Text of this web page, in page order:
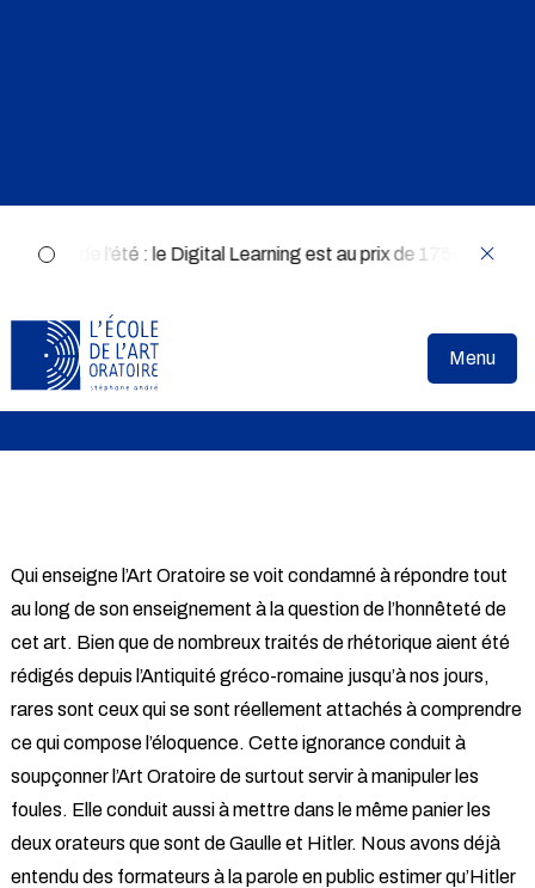
Offre de l’été : le Digital Learning est au prix de 175€ au lieu
Menu
Juger de l’Art Oratoire
sans dire de bêtises
Qui enseigne l’Art Oratoire se voit condamné à répondre tout
au long de son enseignement à la question de l’honnêteté de
cet art. Bien que de nombreux traités de rhétorique aient été
rédigés depuis l’Antiquité gréco-romaine jusqu’à nos jours,
rares sont ceux qui se sont réellement attachés à comprendre
ce qui compose l’éloquence. Cette ignorance conduit à
soupçonner l’Art Oratoire de surtout servir à manipuler les
foules. Elle conduit aussi à mettre dans le même panier les
deux orateurs que sont de Gaulle et Hitler. Nous avons déjà
entendu des formateurs à la parole en public estimer qu’Hitler